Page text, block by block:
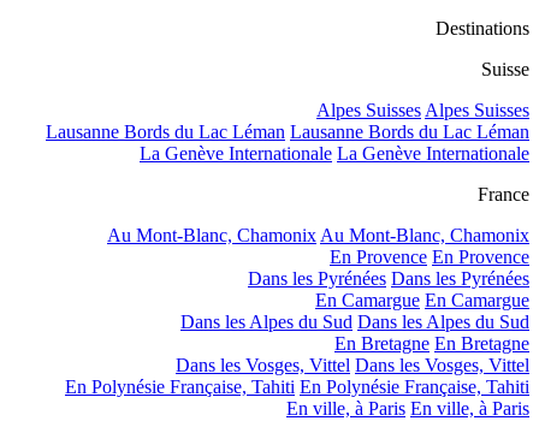
Destinations
Suisse
Alpes SuissesAlpes Suisses
Lausanne Bords du Lac Léman Lausanne Bords du Lac Léman
La Genève Internationale La Genève Internationale
France
Au Mont-Blanc, ChamonixAu Mont-Blanc, Chamonix
En Provence En Provence
Dans les Pyrénées Dans les Pyrénées
En Camargue En Camargue
Dans les Alpes du Sud Dans les Alpes du Sud
En Bretagne En Bretagne
Dans les Vosges, Vittel Dans les Vosges, Vittel
En Polynésie Française, Tahiti En Polynésie Française, Tahiti
En ville, à Paris En ville, à Paris